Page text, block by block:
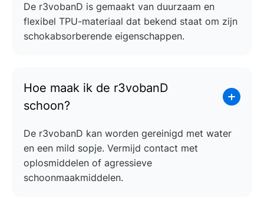
De r3vobanD is gemaakt van duurzaam en
flexibel TPU-materiaal dat bekend staat om zijn
schokabsorberende eigenschappen.
Hoe maak ik de r3vobanD
schoon?
De r3vobanD kan worden gereinigd met water
en een mild sopje. Vermijd contact met
oplosmiddelen of agressieve
schoonmaakmiddelen.